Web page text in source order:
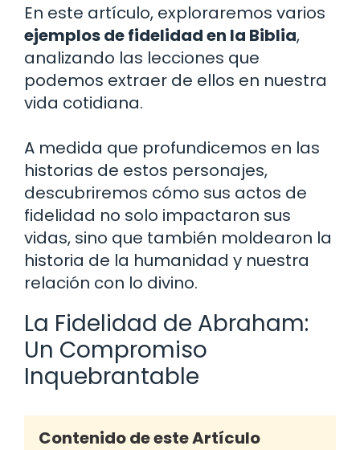
En este artículo, exploraremos varios
ejemplos de fidelidad en la Biblia,
analizando las lecciones que
podemos extraer de ellos en nuestra
vida cotidiana.
A medida que profundicemos en las
historias de estos personajes,
descubriremos cómo sus actos de
fidelidad no solo impactaron sus
vidas, sino que también moldearon la
historia de la humanidad y nuestra
relación con lo divino.
La Fidelidad de Abraham:
Un Compromiso
Inquebrantable
Contenido de este Artículo